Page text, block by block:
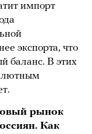
импорт
экспорта, что
баланс. В этих
рынок
Как